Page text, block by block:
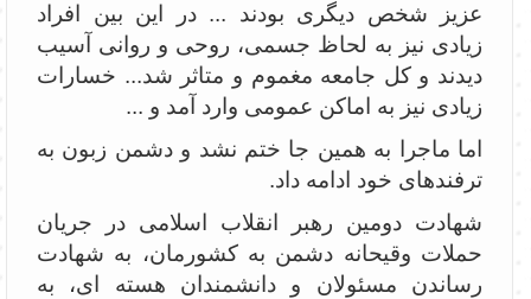
عزیز شخص دیگری بودند ... در این بین افراد
زیادی نیز به لحاظ جسمی، روحی و روانی آسیب
دیدند و کل جامعه مغموم و متاثر شد... خسارات
زیادی نیز به اماکن عمومی وارد آمد و ...
اما ماجرا به همین جا ختم نشد و دشمن زبون به
ترفندهای خود ادامه داد.
شهادت دومین رهبر انقلاب اسلامی در جریان
حملات وقیحانه دشمن به کشورمان، به شهادت
رساندن مسئولان و دانشمندان هسته ای، به